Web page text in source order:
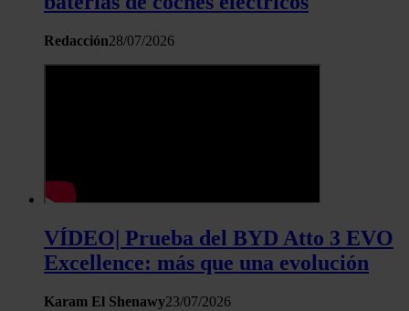
Redacción28/07/2026
VÍDEO| Prueba del BYD Atto 3 EVO
Excellence: más que una evolución
Karam El Shenawy23/07/2026